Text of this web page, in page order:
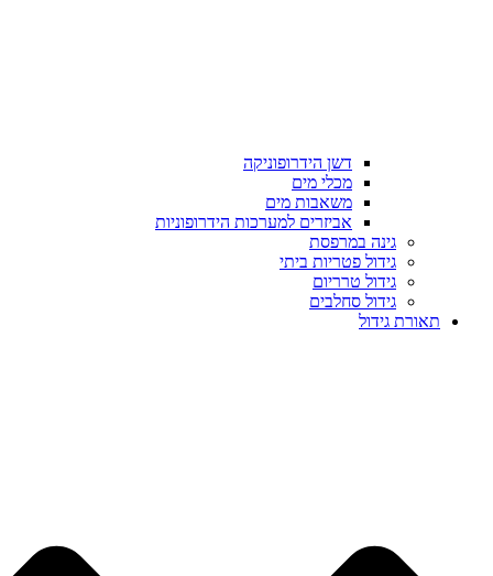
דשן הידרופוניקה
מכלי מים
משאבות מים
אביזרים למערכות הידרופוניות
גינה במרפסת
גידול פטריות ביתי
גידול טרריום
גידול סחלבים
תאורת גידול